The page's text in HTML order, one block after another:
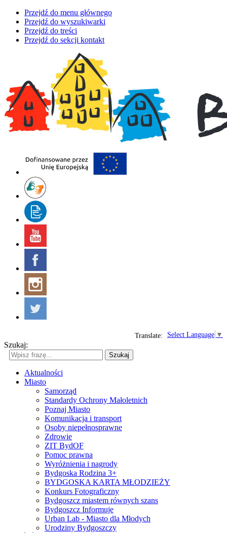
Przejdź do menu głównego
Przejdź do wyszukiwarki
Przejdź do treści
Przejdź do sekcji kontakt
Select Language ▼
Translate:
Szukaj:
Szukaj
Aktualności
Miasto
Samorząd
Standardy Ochrony Małoletnich
Poznaj Miasto
Komunikacja i transport
Osoby niepełnosprawne
Zdrowie
ZIT BydOF
Pomoc prawna
Wyróżnienia i nagrody
Bydgoska Rodzina 3+
BYDGOSKA KARTA MŁODZIEŻY
Konkurs Fotograficzny
Bydgoszcz miastem równych szans
Bydgoszcz Informuje
Urban Lab - Miasto dla Młodych
Urodziny Bydgoszczy